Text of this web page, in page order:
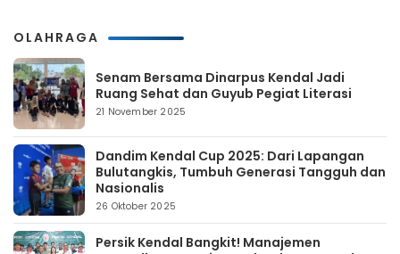
OLAHRAGA
Senam Bersama Dinarpus Kendal Jadi
Ruang Sehat dan Guyub Pegiat Literasi
21 November 2025
Dandim Kendal Cup 2025: Dari Lapangan
Bulutangkis, Tumbuh Generasi Tangguh dan
Nasionalis
26 Oktober 2025
Persik Kendal Bangkit! Manajemen